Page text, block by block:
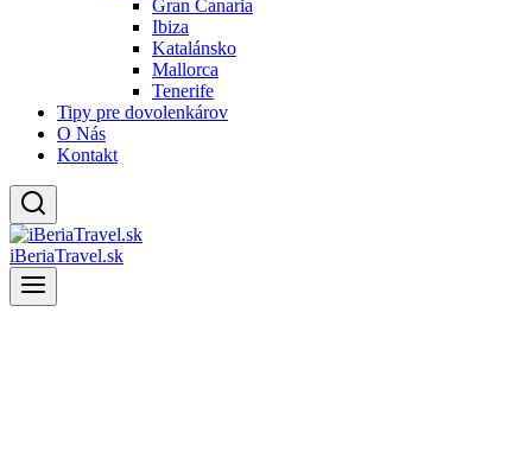
Gran Canaria
Ibiza
Katalánsko
Mallorca
Tenerife
Tipy pre dovolenkárov
O Nás
Kontakt
iBeriaTravel.sk